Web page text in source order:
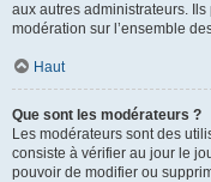
aux autres administrateurs.
modération sur l’ensemble
Haut
Que sont les modérateurs ?
Les modérateurs sont des
consiste à vérifier au jour le
pouvoir de modifier ou